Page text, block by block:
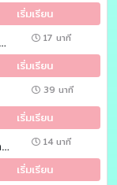
เริ่มเรียน
- เคสตัวอย่าง กรณีศึกษา มาตรา 70, มาตรา 76 ทวิ และ DTA : (วันละมาตรา) 17 นาที
เริ่มเรียน
39 นาที
เริ่มเรียน
- มาตรา 76 ทวิ บริษัทต่างประเทศที่ถือว่าประกอบกิจการในประเทศไทย มาตรา 76 ทวิ : (วันละมาตรา) 14 นาที
เริ่มเรียน